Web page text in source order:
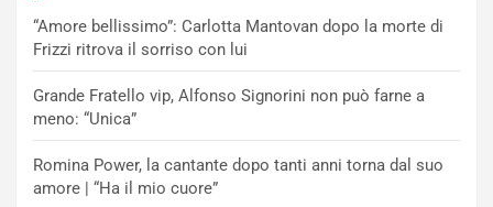
“Amore bellissimo”: Carlotta Mantovan dopo la morte di
Frizzi ritrova il sorriso con lui
Grande Fratello vip, Alfonso Signorini non può farne a
meno: “Unica”
Romina Power, la cantante dopo tanti anni torna dal suo
amore | “Ha il mio cuore”